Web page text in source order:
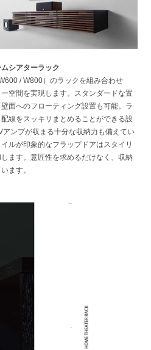
シアターラック
/ W800）のラックを組み合わせ
空間を実現します。スタンダードな置
面へのフローティング設置も可能。ラ
線をスッキリまとめることができる設
ンプが収まる十分な収納力も備えてい
ルが印象的なフラップドアはスタイリ
ます。意匠性を求めるだけなく、収納
ます。